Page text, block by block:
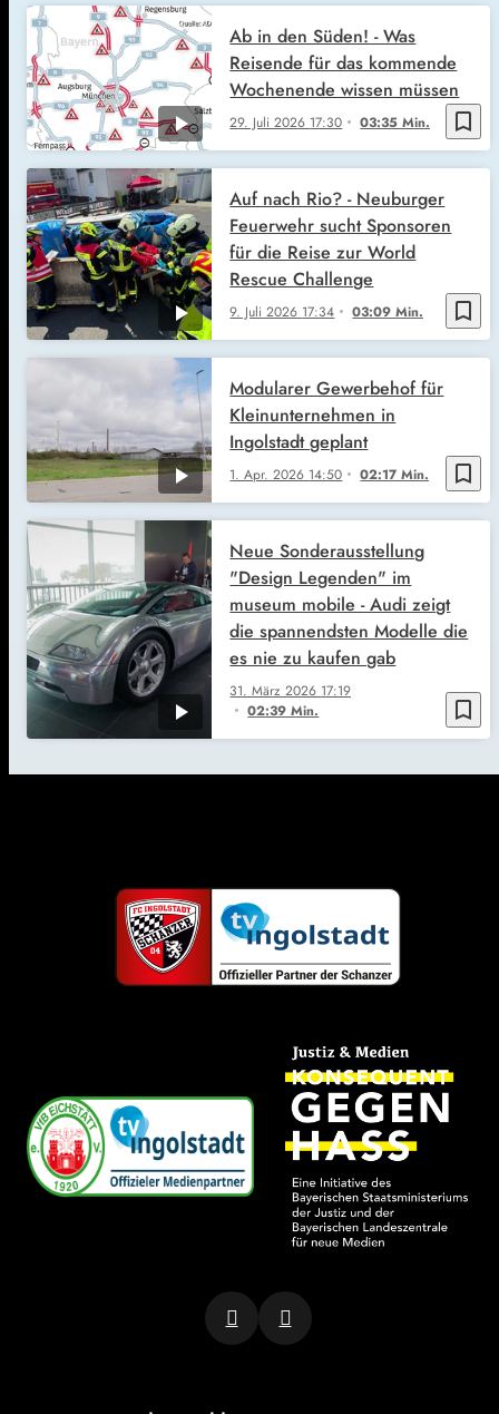
bookmark_border
29. Juli 2026 17:30 03:35 Min.
Ab in den Süden! - Was
Reisende für das kommende
Wochenende wissen müssen
bookmark_border
9. Juli 2026 17:34 03:09 Min.
Auf nach Rio? - Neuburger
Feuerwehr sucht Sponsoren
für die Reise zur World
Rescue Challenge
bookmark_border
1. Apr. 2026 14:50 02:17 Min.
Modularer Gewerbehof für
Kleinunternehmen in
Ingolstadt geplant
bookmark_border
31. März 2026 17:19
02:39 Min.
Neue Sonderausstellung
"Design Legenden" im
museum mobile - Audi zeigt
die spannendsten Modelle die
es nie zu kaufen gab